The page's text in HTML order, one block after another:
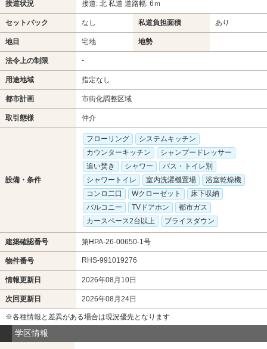
接道状況 接道: 北 私道 道路幅: 6ｍ
セットバック なし 私道負担面積 あり
地目 宅地 地勢
法令上の制限 -
用途地域 指定なし
都市計画 市街化調整区域
取引態様 仲介
設備・条件
フローリング
システムキッチン
カウンターキッチン
シャンプードレッサー
追い焚き
シャワー
バス・トイレ別
シャワートイレ
室内洗濯機置場
浴室乾燥機
コンロ二口
Wクローゼット
床下収納
バルコニー
TVドアホン
都市ガス
カースペース2台以上
プライスダウン
建築確認番号 第HPA-26-00650-1号
物件番号 RHS-991019276
情報更新日 2026年08月10日
次回更新日 2026年08月24日
※各種情報と差異がある場合は現況優先となります
学区情報